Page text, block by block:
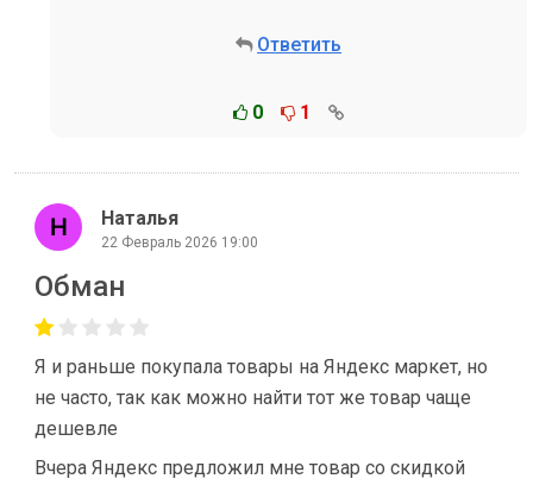
Ответить
0 1
Наталья
22 Февраль 2026 19:00
Обман
Я и раньше покупала товары на Яндекс маркет, но
не часто, так как можно найти тот же товар чаще
дешевле
Вчера Яндекс предложил мне товар со скидкой